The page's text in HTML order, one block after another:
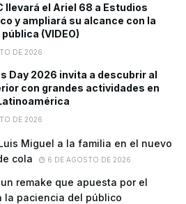
llevará el Ariel 68 a Estudios
y ampliará su alcance con la
(VIDEO)
DE 2026
Day 2026 invita a descubrir al
con grandes actividades en
DE 2026
Miguel a la familia en el nuevo
cola
6 DE AGOSTO DE 2026
remake que apuesta por el
la paciencia del público